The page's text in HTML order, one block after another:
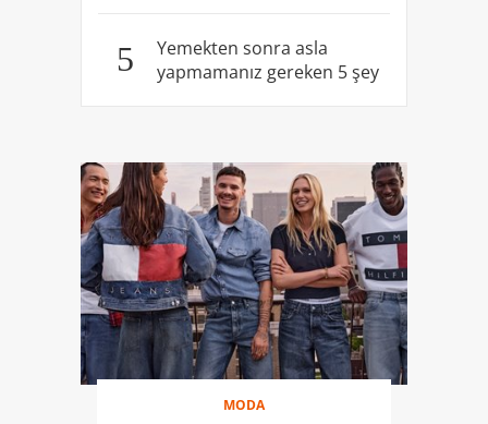
5
Yemekten sonra asla
yapmamanız gereken 5 şey
MODA